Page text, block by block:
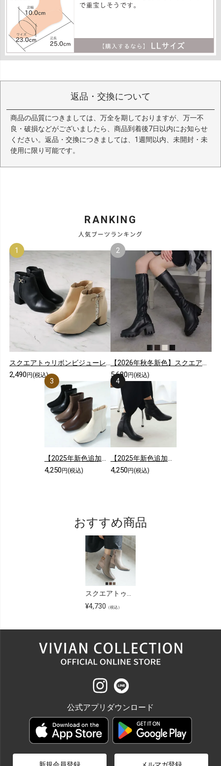
返品・交換について
商品の品質につきましては、万全を期しておりますが、万一不
良・破損などがございましたら、商品到着後7日以内にお知らせ
ください。返品・交換につきましては、1週間以内、未開封・未
使用に限り可能です。
RANKING
人気ブーツランキング
2,490円(税込) 5,680円(税込)
4,250円(税込) 4,250円(税込)
おすすめ商品
¥4,730 （税込）
公式アプリダウンロード